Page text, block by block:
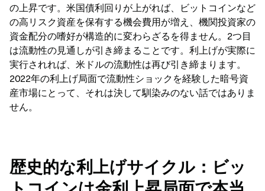
の上昇です。米国債利回りが上がれば、ビットコインなど
の高リスク資産を保有する機会費用が増え、機関投資家の
資金配分の嗜好が構造的に変わらざるを得ません。2つ目
は流動性の見通しが引き締まることです。利上げが実際に
実行されれば、米ドルの流動性は再び引き締まります。
2022年の利上げ局面で流動性ショックを経験した暗号資
産市場にとって、それは決して馴染みのない話ではありま
せん。
歴史的な利上げサイクル：ビッ